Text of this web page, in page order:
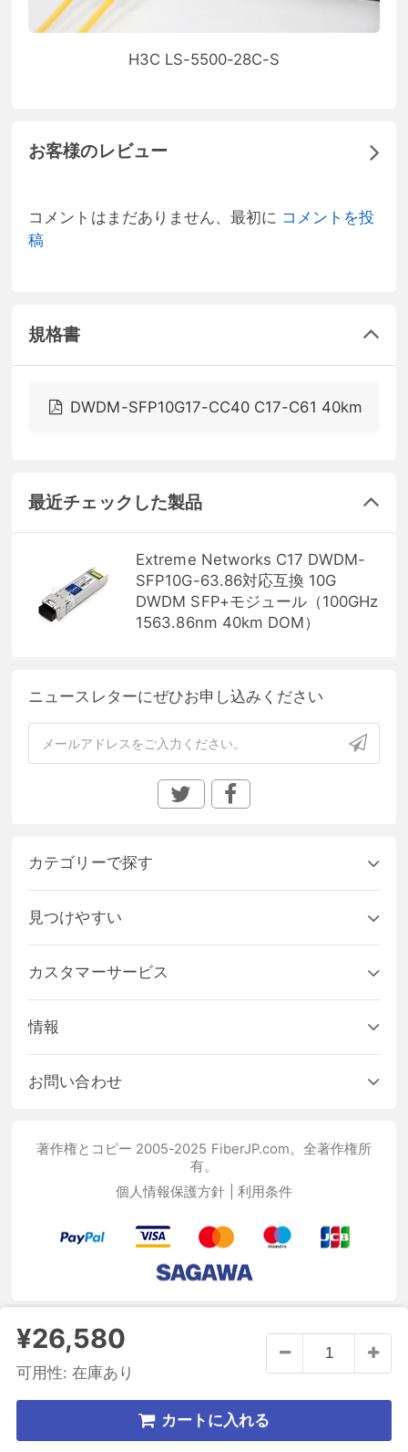
¥26,580
可用性: 在庫あり
カートに入れる
H3C LS-5500-28C-S
お客様のレビュー
コメントはまだありません、最初に コメントを投
稿
規格書
DWDM-SFP10G17-CC40 C17-C61 40km
最近チェックした製品
Extreme Networks C17 DWDM-
SFP10G-63.86対応互換 10G
DWDM SFP+モジュール（100GHz
1563.86nm 40km DOM）
ニュースレターにぜひお申し込みください
カテゴリーで探す
見つけやすい
カスタマーサービス
情報
お問い合わせ
著作権とコピー 2005-2025 FiberJP.com。全著作権所
有。
個人情報保護方針
利用条件